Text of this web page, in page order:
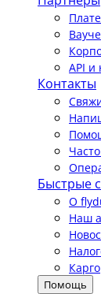
API и
Контакты
Быстрые
О
Наш
Карго
Помощь